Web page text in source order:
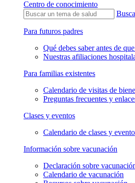
Centro de conocimiento
Para futuros padres
Qué debes saber antes de
Nuestras afiliaciones
Para familias existentes
Calendario de visitas de
Preguntas frecuentes y
Clases y eventos
Calendario de clases y
Información sobre vacunación
Declaración sobre
Calendario de vacunación